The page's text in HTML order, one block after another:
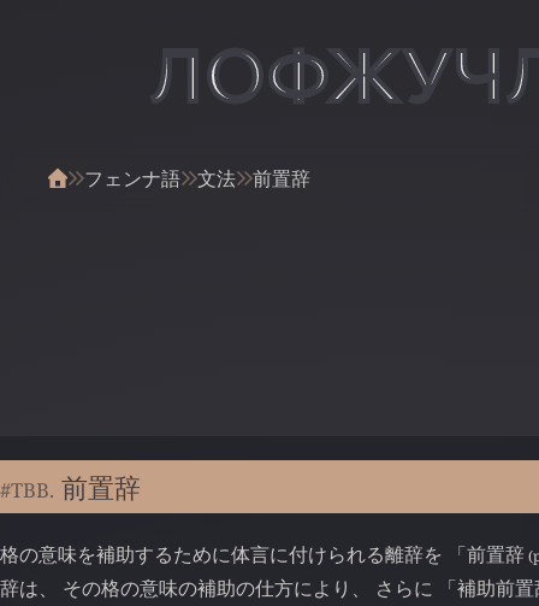
フェンナ語 文法 前置辞
#TBB. 前置辞
格の意味を補助するために体言に付けられる離辞を 「前置辞
辞は、 その格の意味の補助の仕方により、 さらに 「補助前置